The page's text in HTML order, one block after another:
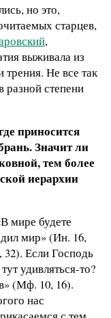
но это,
старцев,
,
выживала из
Не все так
разной степени
приносится
Значит ли
тем более
иерархии
мире будете
мир» (Ин. 16,
32). Если Господь
удивляться-то?
(Мф. 10, 16).
нас